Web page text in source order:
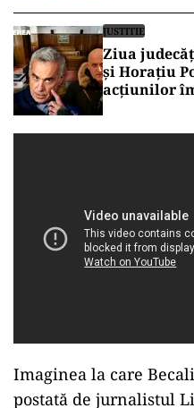
JUSTITIE
Ziua
și Horațiu
acțiunilor
Imaginea la care
postată de jurnalistul